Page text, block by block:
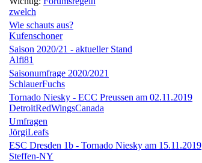
zwelch
Wie schauts aus?
Kufenschoner
Saison 2020/21 - aktueller Stand
Alfi81
Saisonumfrage 2020/2021
SchlauerFuchs
Tornado Niesky - ECC Preussen am 02.11.2019
DetroitRedWingsCanada
Umfragen
JörgiLeafs
ESC Dresden 1b - Tornado Niesky am 15.11.2019
Steffen-NY